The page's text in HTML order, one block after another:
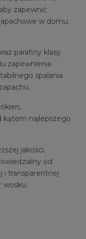
zapewnić
w domu.
parafiny klasy
zapewnienia
spalania
kątem najlepszego
jakości,
od
i transparentnej
wosku.